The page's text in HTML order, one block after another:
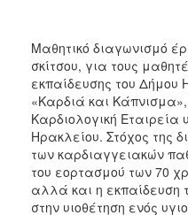
2013
2012
2011
2010
2006
Μαθητικό διαγωνισμό
σκίτσου, για τους
εκπαίδευσης του
«Καρδιά και
Καρδιολογική Εταιρεία
Ηρακλείου. Στόχος της
των καρδιαγγειακών
του εορτασμού των 70
αλλά και η εκπαίδευση
στην υιοθέτηση ενός